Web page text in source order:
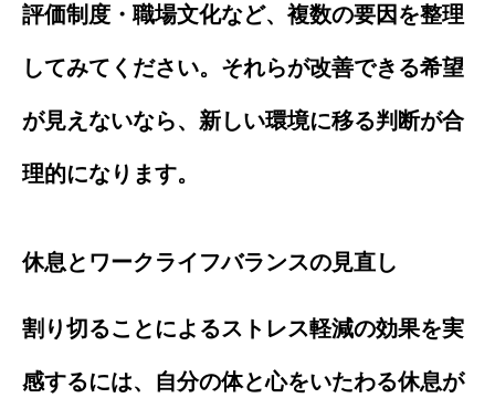
評価制度・職場文化など、複数の要因を整理
してみてください。それらが改善できる希望
が見えないなら、新しい環境に移る判断が合
理的になります。
休息とワークライフバランスの見直し
割り切ることによるストレス軽減の効果を実
感するには、自分の体と心をいたわる休息が